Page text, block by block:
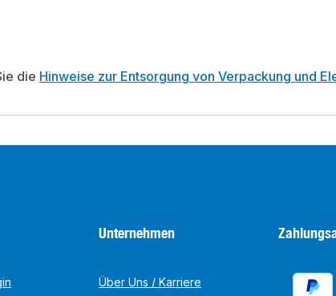
die Hinweise zur Entsorgung von Verpackung und
Unternehmen
Über Uns / Karriere